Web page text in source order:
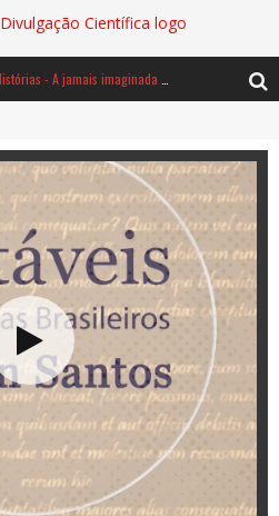
Bertha Lutz